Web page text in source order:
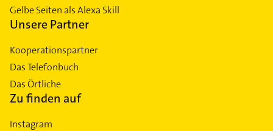
Gelbe Seiten als Alexa Skill
Unsere Partner
Kooperationspartner
Das Telefonbuch
Das Örtliche
Zu finden auf
Instagram